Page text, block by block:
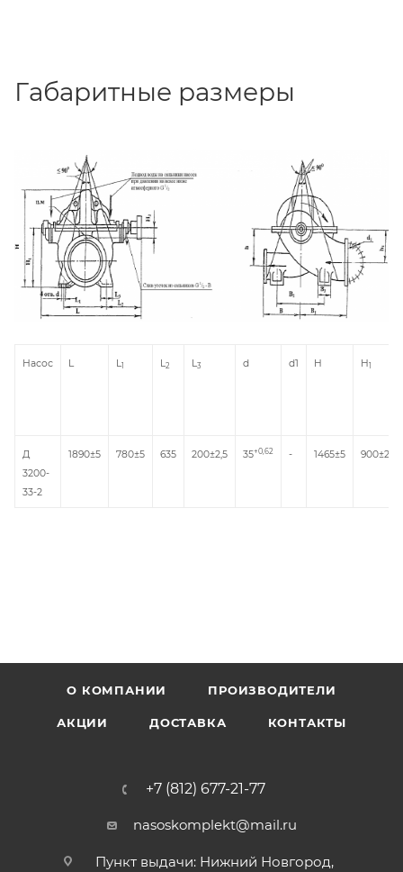
Габаритные размеры
Насос L L1 L2 L3 d d1 H H 1
Д
3200-
33-2
1890±5 780±5 635 200±2,5 35+0,62 - 1465±5 900±2
О КОМПАНИИ ПРОИЗВОДИТЕЛИ
АКЦИИ ДОСТАВКА КОНТАКТЫ
+7 (812) 677-21-77
nasoskomplekt@mail.ru
Пункт выдачи: Нижний Новгород,